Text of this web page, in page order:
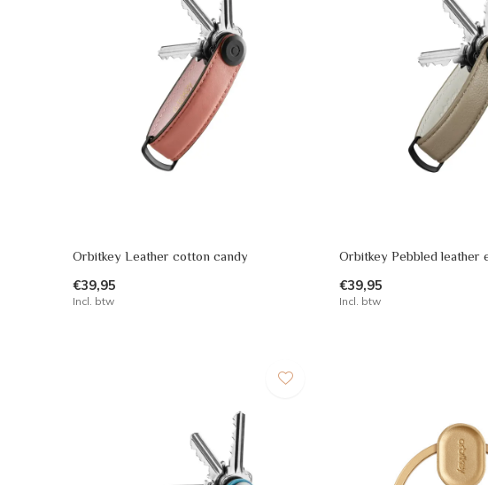
Orbitkey Leather cotton candy
€39,95
Incl. btw
Orbitkey Pebbled leather
€39,95
Incl. btw